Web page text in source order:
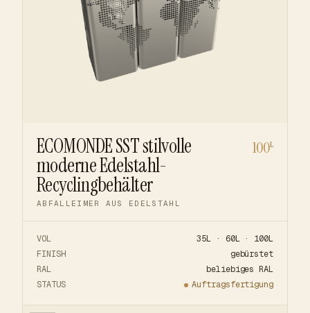
ECOMONDE SST stilvolle
moderne Edelstahl-
Recyclingbehälter
ABFALLEIMER AUS EDELSTAHL
100L
VOL
35L · 60L · 100L
FINISH
gebürstet
RAL
beliebiges RAL
STATUS
Auftragsfertigung